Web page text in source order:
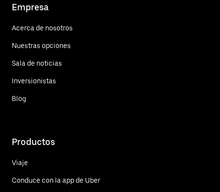
Empresa
Acerca de nosotros
Nuestras opciones
Sala de noticias
Inversionistas
Blog
Productos
Viaje
Conduce con la app de Uber